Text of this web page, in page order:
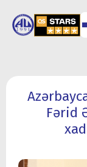
ELMİ
TƏDQİQAT
Fərid